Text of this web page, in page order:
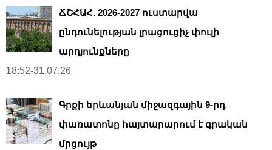
ՃՇՀԱՀ. 2026-2027 ուստարվա
ընդունելության լրացուցիչ փուլի
արդյունքները
18:52-31.07.26
Գրքի երևանյան միջազգային 9-րդ
փառատոնը հայտարարում է գրական
մրցույթ